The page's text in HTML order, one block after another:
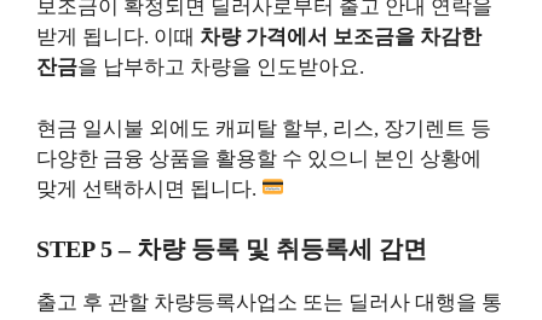
보조금이 확정되면 딜러사로부터 출고 안내 연락을
받게 됩니다. 이때 차량 가격에서 보조금을 차감한
잔금을 납부하고 차량을 인도받아요.
현금 일시불 외에도 캐피탈 할부, 리스, 장기렌트 등
다양한 금융 상품을 활용할 수 있으니 본인 상황에
맞게 선택하시면 됩니다.
STEP 5 – 차량 등록 및 취등록세 감면
출고 후 관할 차량등록사업소 또는 딜러사 대행을 통